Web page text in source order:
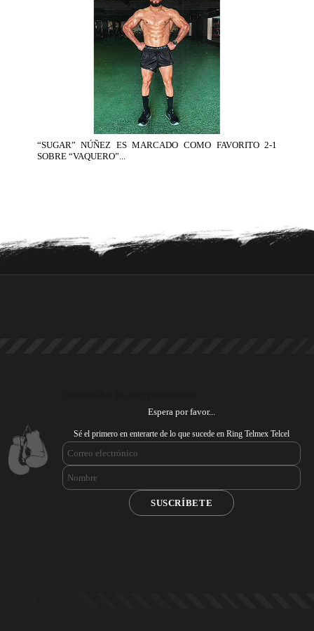
“SUGAR” NÚÑEZ ES MARCADO COMO FAVORITO 2-1
SOBRE “VAQUERO”...
Espera por favor...
Sé el primero en enterarte de lo que sucede en Ring Telmex Telcel